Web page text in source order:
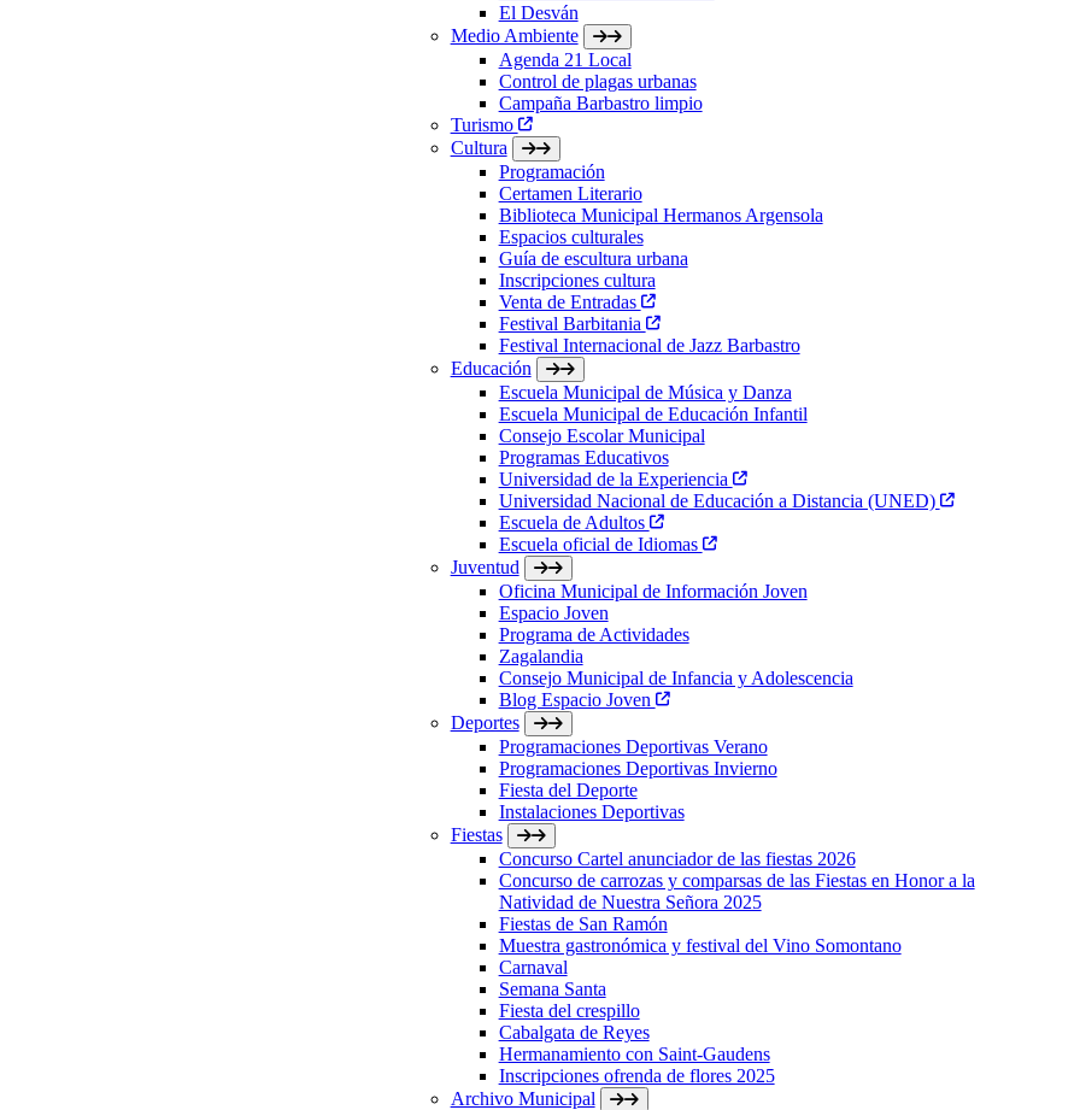
El Desván
Medio Ambiente
Agenda 21 Local
Control de plagas urbanas
Campaña Barbastro limpio
Turismo
Cultura
Programación
Certamen Literario
Biblioteca Municipal Hermanos Argensola
Espacios culturales
Guía de escultura urbana
Inscripciones cultura
Venta de Entradas
Festival Barbitania
Festival Internacional de Jazz Barbastro
Educación
Escuela Municipal de Música y Danza
Escuela Municipal de Educación Infantil
Consejo Escolar Municipal
Programas Educativos
Universidad de la Experiencia
Universidad Nacional de Educación a Distancia (UNED)
Escuela de Adultos
Escuela oficial de Idiomas
Juventud
Oficina Municipal de Información Joven
Espacio Joven
Programa de Actividades
Zagalandia
Consejo Municipal de Infancia y Adolescencia
Blog Espacio Joven
Deportes
Programaciones Deportivas Verano
Programaciones Deportivas Invierno
Fiesta del Deporte
Instalaciones Deportivas
Fiestas
Concurso Cartel anunciador de las fiestas 2026
Concurso de carrozas y comparsas de las Fiestas en Honor a la
Natividad de Nuestra Señora 2025
Fiestas de San Ramón
Muestra gastronómica y festival del Vino Somontano
Carnaval
Semana Santa
Fiesta del crespillo
Cabalgata de Reyes
Hermanamiento con Saint-Gaudens
Inscripciones ofrenda de flores 2025
Archivo Municipal